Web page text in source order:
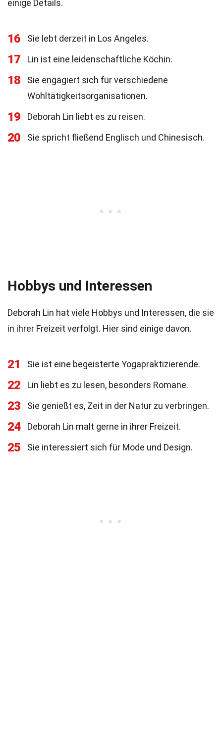
einige Details.
16 Sie lebt derzeit in Los Angeles.
17 Lin ist eine leidenschaftliche Köchin.
18
Sie engagiert sich für verschiedene
Wohltätigkeitsorganisationen.
19 Deborah Lin liebt es zu reisen.
20 Sie spricht fließend Englisch und Chinesisch.
Hobbys und Interessen
Deborah Lin hat viele Hobbys und Interessen, die sie
in ihrer Freizeit verfolgt. Hier sind einige davon.
21 Sie ist eine begeisterte Yogapraktizierende.
22 Lin liebt es zu lesen, besonders Romane.
23 Sie genießt es, Zeit in der Natur zu verbringen.
24 Deborah Lin malt gerne in ihrer Freizeit.
25 Sie interessiert sich für Mode und Design.